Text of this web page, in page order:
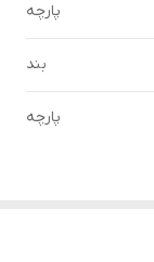
پارچه
بند
پارچه